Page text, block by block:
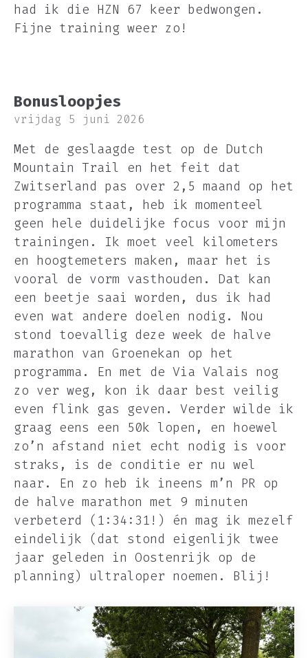
had ik die HZN 67 keer bedwongen.
Fijne training weer zo!
Bonusloopjes
vrijdag 5 juni 2026
Met de geslaagde test op de Dutch
Mountain Trail en het feit dat
Zwitserland pas over 2,5 maand op het
programma staat, heb ik momenteel
geen hele duidelijke focus voor mijn
trainingen. Ik moet veel kilometers
en hoogtemeters maken, maar het is
vooral de vorm vasthouden. Dat kan
een beetje saai worden, dus ik had
even wat andere doelen nodig. Nou
stond toevallig deze week de halve
marathon van Groenekan op het
programma. En met de Via Valais nog
zo ver weg, kon ik daar best veilig
even flink gas geven. Verder wilde ik
graag eens een 50k lopen, en hoewel
zo’n afstand niet echt nodig is voor
straks, is de conditie er nu wel
naar. En zo heb ik ineens m’n PR op
de halve marathon met 9 minuten
verbeterd (1:34:31!) én mag ik mezelf
eindelijk (dat stond eigenlijk twee
jaar geleden in Oostenrijk op de
planning) ultraloper noemen. Blij!